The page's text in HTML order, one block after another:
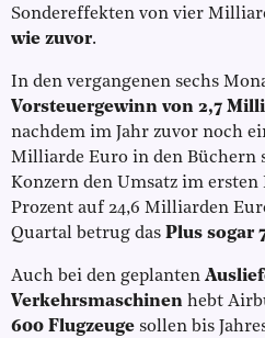
Sondereffekten von vier
wie zuvor.
In den vergangenen sechs
Vorsteuergewinn von 2,7
nachdem im Jahr zuvor noch
Milliarde Euro in den Büchern
Konzern den Umsatz im ersten
Prozent auf 24,6 Milliarden
Quartal betrug das Plus sogar
Auch bei den geplanten
Verkehrsmaschinen hebt
600 Flugzeuge sollen bis